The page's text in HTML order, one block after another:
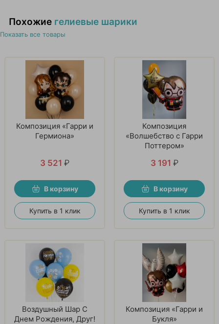
Похожие гелиевые шарики
Показать все товары
Композиция «Гарри и
Гермиона»
3 521 ₽
В корзину
Купить в 1 клик
Композиция
«Волшебство с Гарри
Поттером»
3 191 ₽
В корзину
Купить в 1 клик
Воздушный Шар С
Днем Рождения, Друг!
Композиция «Гарри и
Букля»